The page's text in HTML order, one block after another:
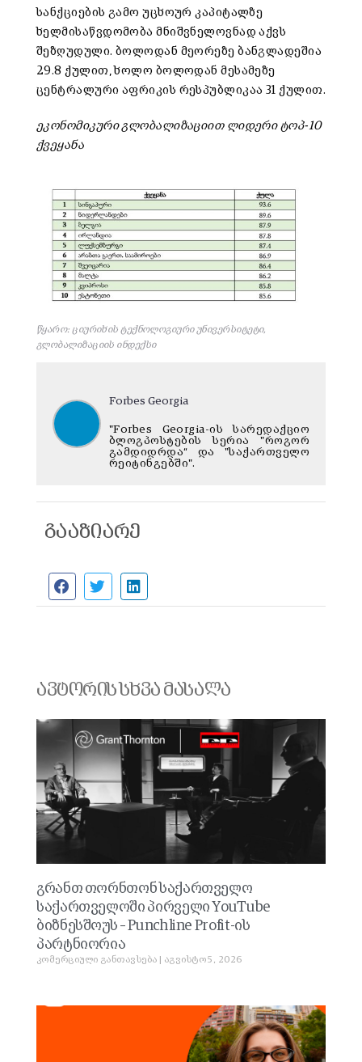
სანქციების გამო უცხოურ კაპიტალზე
ხელმისაწვდომობა მნიშვნელოვნად აქვს
შეზღუდული. ბოლოდან მეორეზე ბანგლადეშია
29.8 ქულით, ხოლო ბოლოდან მესამეზე
ცენტრალური აფრიკის რესპუბლიკაა 31 ქულით.
ეკონომიკური გლობალიზაციით ლიდერი ტოპ-10
ქვეყანა
წყარო: ციურიხის ტექნოლოგიური უნივერსიტეტი,
გლობალიზაციის ინდექსი
Forbes Georgia
"Forbes Georgia-ის სარედაქციო
ბლოგპოსტების სერია "როგორ
გამდიდრდა“ და "საქართველო
რეიტინგებში".
გააზიარე
ავტორის სხვა მასალა
გრანთ თორნთონ საქართველო
საქართველოში პირველი YouTube
ბიზნესშოუს – Punchline Profit-ის
პარტნიორია
კომერციული განთავსება აგვისტო 5, 2026